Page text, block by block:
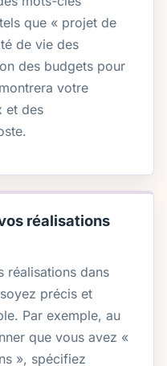
que « projet de
de vie des
des budgets pour
votre
et des
réalisations
réalisations dans
précis et
Par exemple, au
que vous avez «
», spécifiez